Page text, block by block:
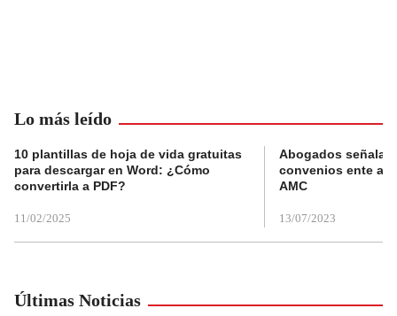
Lo más leído
10 plantillas de hoja de vida gratuitas
para descargar en Word: ¿Cómo
convertirla a PDF?
11/02/2025
Abogados
convenios ente
AMC
13/07/2023
Últimas Noticias